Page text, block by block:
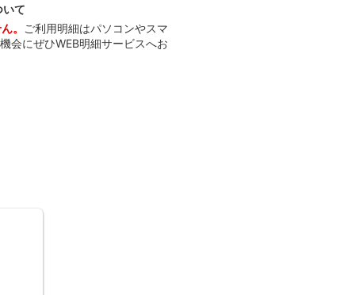
て
。
ご利用明細はパソコンやスマ
会にぜひWEB明細サービスへお